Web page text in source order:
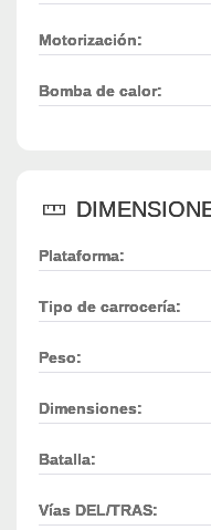
Motorización:
Bomba de calor:
Plataforma:
Tipo de carrocería:
Peso:
Dimensiones:
Batalla:
Vías DEL/TRAS: